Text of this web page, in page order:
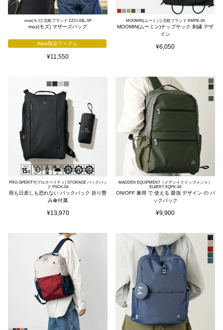
moz(モズ) 北欧ブランド ZZCI-03L-SP
moz(モズ) マザーズバッグ
Web限定アイテム
¥11,550
MOOMIN(ムーミン) 北欧ブランド RMPK-04
MOOMIN(ムーミン)ナップサック 刺繍 デザ
イン
¥6,050
PRO-SPERITY(プロスペリティ) STORAGE バックパッ
ク PSCK-04
雨も日差しも恐れない バックパック 折り畳
み傘付属
¥13,970
MADDEN EQUIPMENT（メデンイクイップメント）
ELBERT EQPK-04
ON/OFF 兼用 で 使える 最強 デザイン の バ
ックパック
¥9,900